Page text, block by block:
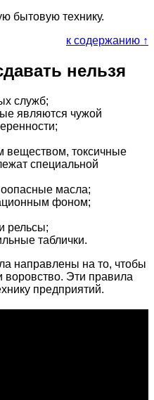
бытовую технику.
к содержанию ↑
нельзя
служб;
являются чужой
веществом, токсичные
специальной
масла;
фоном;
рельсы;
таблички.
направлены на то, чтобы
воровство. Эти правила
предприятий.